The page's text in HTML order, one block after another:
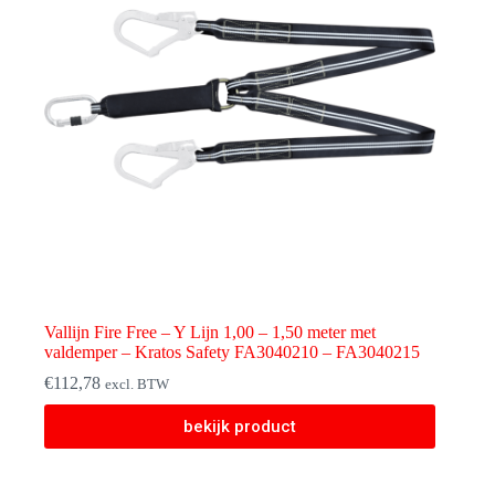
Vallijn Fire Free – Y Lijn 1,00 – 1,50 meter met
valdemper – Kratos Safety FA3040210 – FA3040215
€112,78 excl. BTW
bekijk product
Dit
heeft